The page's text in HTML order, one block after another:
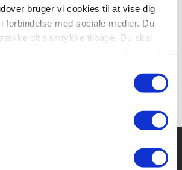
bruger vi cookies til at vise dig
forbindelse med sociale medier. Du
dit samtykke tilbage. Du skal
med masser af flapper ...